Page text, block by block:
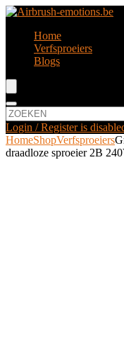
Home
Verfsproeiers
Blogs
Login / Register is
HomeShopVerfsproeiers
draadloze sproeier 2B